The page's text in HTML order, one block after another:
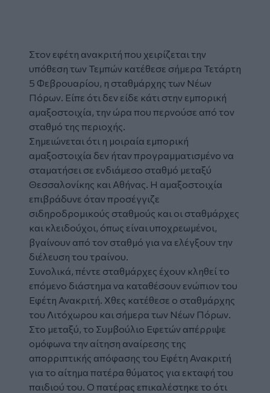
Στον εφέτη ανακριτή που χειρίζεται την
υπόθεση των Τεμπών κατέθεσε σήμερα Τετάρτη
5 Φεβρουαρίου, η σταθμάρχης των Νέων
Πόρων. Είπε ότι δεν είδε κάτι στην εμπορική
αμαξοστοιχία, την ώρα που περνούσε από τον
σταθμό της περιοχής.
Σημειώνεται ότι η μοιραία εμπορική
αμαξοστοιχία δεν ήταν προγραμματισμένο να
σταματήσει σε ενδιάμεσο σταθμό μεταξύ
Θεσσαλονίκης και Αθήνας. Η αμαξοστοιχία
επιβράδυνε όταν προσέγγιζε
σιδηροδρομικούς σταθμούς και οι σταθμάρχες
και κλειδούχοι, όπως είναι υποχρεωμένοι,
βγαίνουν από τον σταθμό για να ελέγξουν την
διέλευση του τραίνου.
Συνολικά, πέντε σταθμάρχες έχουν κληθεί το
επόμενο διάστημα να καταθέσουν ενώπιον του
Εφέτη Ανακριτή. Χθες κατέθεσε ο σταθμάρχης
του Λιτόχωρου και σήμερα των Νέων Πόρων.
Στο μεταξύ, το Συμβούλιο Εφετών απέρριψε
ομόφωνα την αίτηση αναίρεσης της
απορριπτικής απόφασης του Εφέτη Ανακριτή
για το αίτημα πατέρα θύματος για εκταφή του
παιδιού του. Ο πατέρας επικαλέστηκε το ότι